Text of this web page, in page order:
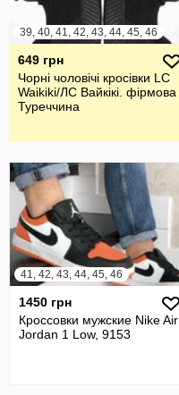
39, 40, 41, 42, 43, 44, 45, 46
649 грн
Чорні чоловічі кросівки LC
Waikiki/ЛС Вайкікі. фірмова
Туреччина
41, 42, 43, 44, 45, 46
1450 грн
Кроссовки мужские Nike Air
Jordan 1 Low, 9153